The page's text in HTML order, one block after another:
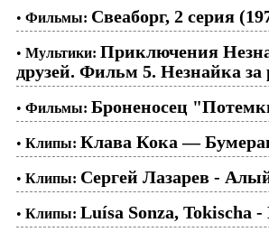
• Фильмы: Свеаборг, 2 серия
• Мультики: Приключения
друзей. Фильм 5. Незнайка за
• Фильмы: Броненосец
• Клипы: Клава Кока —
• Клипы: Сергей Лазарев -
• Клипы: Luísa Sonza, Tokischa